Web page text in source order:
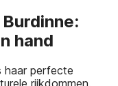
hand
haar perfecte